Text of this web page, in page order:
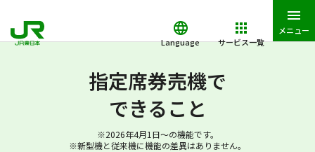
Language サービス一覧
メニュー
指定席券売機で
できること
※2026年4月1日～の機能です。
※新型機と従来機に機能の差異はありません。